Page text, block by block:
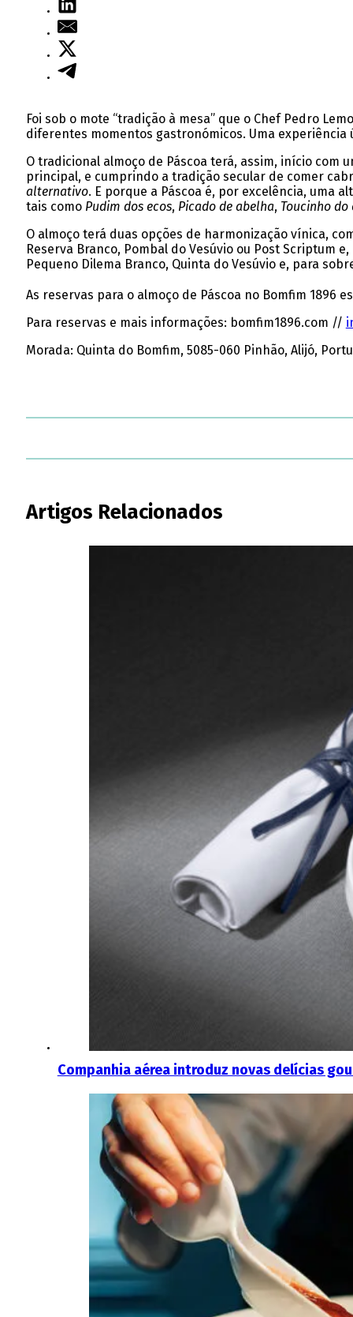
Foi sob o mote “tradição à mesa” que o Chef Pedro
diferentes momentos gastronómicos. Uma
O tradicional almoço de Páscoa terá, assim, início com
principal, e cumprindo a tradição secular de comer
alternativo. E porque a Páscoa é, por excelência, uma
tais como Pudim dos ecos, Picado de abelha, Toucinho do
O almoço terá duas opções de harmonização vínica,
Reserva Branco, Pombal do Vesúvio ou Post Scriptum
Pequeno Dilema Branco, Quinta do Vesúvio e, para
As reservas para o almoço de Páscoa no Bomfim
Para reservas e mais informações: bomfim1896.com //
Morada: Quinta do Bomfim, 5085-060 Pinhão, Alijó,
Artigos Relacionados
Companhia aérea introduz novas delícias